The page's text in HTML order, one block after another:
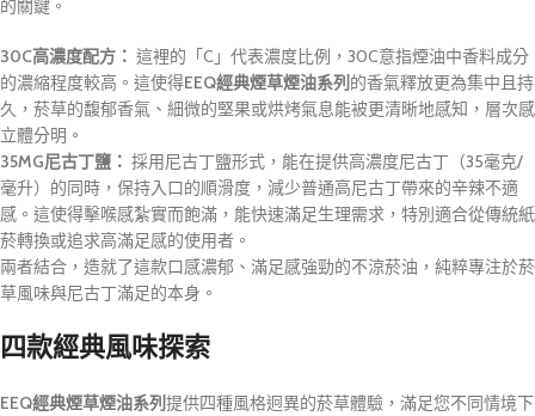
的關鍵。
30C高濃度配方： 這裡的「C」代表濃度比例，30C意指煙油中香料成分
的濃縮程度較高。這使得EEQ經典煙草煙油系列 的香氣釋放更為集中且持
久，菸草的馥郁香氣、細微的堅果或烘烤氣息能被更清晰地感知，層次感
立體分明。
35MG尼古丁鹽： 採用尼古丁鹽形式，能在提供高濃度尼古丁（35毫克/
毫升）的同時，保持入口的順滑度，減少普通高尼古丁帶來的辛辣不適
感。這使得擊喉感紮實而飽滿，能快速滿足生理需求，特別適合從傳統紙
菸轉換或追求高滿足感的使用者。
兩者結合，造就了這款口感濃郁、滿足感強勁的不涼菸油，純粹專注於菸
草風味與尼古丁滿足的本身。
四款經典風味探索
EEQ經典煙草煙油系列 提供四種風格迥異的菸草體驗，滿足您不同情境下